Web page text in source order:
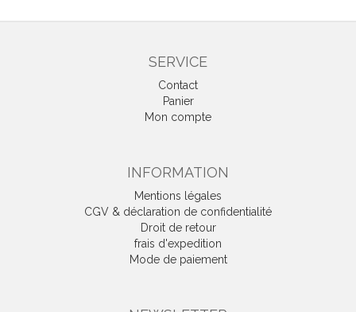
SERVICE
Contact
Panier
Mon compte
INFORMATION
Mentions légales
CGV & déclaration de confidentialité
Droit de retour
frais d'expedition
Mode de paiement